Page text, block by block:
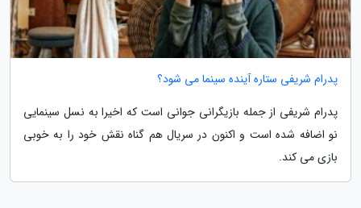
پدرام شریفی ستاره آینده سینما می شود؟
پدرام شریفی از جمله بازیگرانی جوانی است که اخیرا به نسل سینمایی
نو اضافه شده است و اکنون در سریال هم گناه نقش خود را به خوبی
بازی می کند.